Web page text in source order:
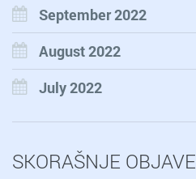
September 2022
August 2022
July 2022
SKORAŠNJE OBJAVE